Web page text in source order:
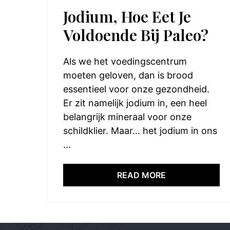
Jodium, Hoe Eet Je
Voldoende Bij Paleo?
Als we het voedingscentrum
moeten geloven, dan is brood
essentieel voor onze gezondheid.
Er zit namelijk jodium in, een heel
belangrijk mineraal voor onze
schildklier. Maar… het jodium in ons
...
READ MORE